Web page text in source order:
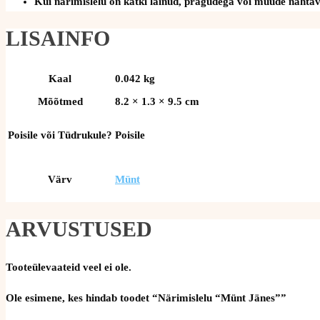
LISAINFO
Kaal
0.042 kg
Mõõtmed
8.2 × 1.3 × 9.5 cm
Poisile või Tüdrukule? Poisile
Värv Münt
ARVUSTUSED
Tooteülevaateid veel ei ole.
Ole esimene, kes hindab toodet “Närimislelu “Münt Jänes””